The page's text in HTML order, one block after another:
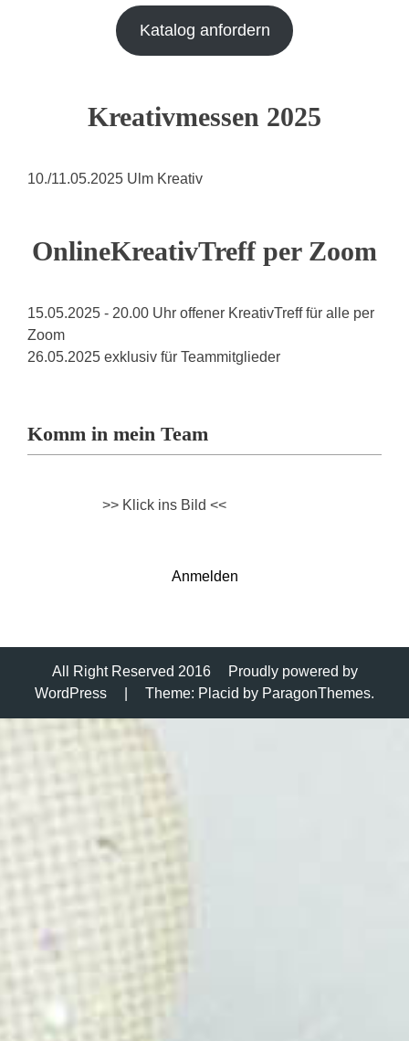
Katalog anfordern
Kreativmessen 2025
10./11.05.2025 Ulm Kreativ
OnlineKreativTreff per Zoom
15.05.2025 - 20.00 Uhr offener KreativTreff für alle per
Zoom
26.05.2025 exklusiv für Teammitglieder
Komm in mein Team
>> Klick ins Bild <<
Anmelden
All Right Reserved 2016
Proudly powered by
WordPress
Theme: Placid by ParagonThemes.